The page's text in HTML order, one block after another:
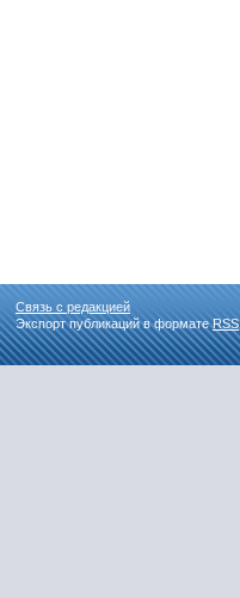
Связь с редакцией
Экспорт публикаций в форматеRSS